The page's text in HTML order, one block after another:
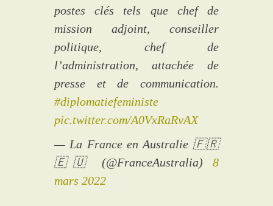
postes clés tels que chef de
mission adjoint, conseiller
politique, chef de
l’administration, attachée de
presse et de communication.
#diplomatiefeministe
pic.twitter.com/A0VxRaRvAX
— La France en Australie 🇫🇷
🇪🇺 (@FranceAustralia) 8
mars 2022